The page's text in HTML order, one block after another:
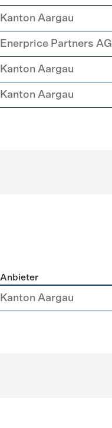
Kanton Aargau
Enerprice Partners AG
Kanton Aargau
Kanton Aargau
Anbieter
Kanton Aargau